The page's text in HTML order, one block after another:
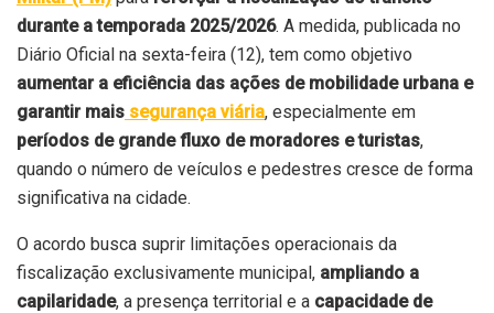
durante a temporada 2025/2026. A medida, publicada no
Diário Oficial na sexta-feira (12), tem como objetivo
aumentar a eficiência das ações de mobilidade urbana e
garantir mais segurança viária, especialmente em
períodos de grande fluxo de moradores e turistas,
quando o número de veículos e pedestres cresce de forma
significativa na cidade.
O acordo busca suprir limitações operacionais da
fiscalização exclusivamente municipal, ampliando a
capilaridade, a presença territorial e a capacidade de